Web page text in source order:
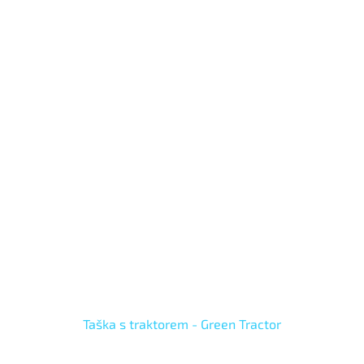
Taška s traktorem - Green Tractor